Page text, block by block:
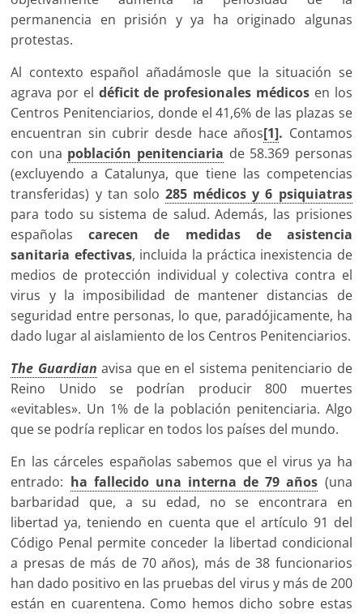
permanencia en prisión y ya ha originado algunas
protestas.
Al contexto español añadámosle que la situación se
agrava por el déficit de profesionales médicos en los
Centros Penitenciarios, donde el 41,6% de las plazas se
encuentran sin cubrir desde hace años[1]. Contamos
con una población penitenciaria de 58.369 personas
(excluyendo a Catalunya, que tiene las competencias
transferidas) y tan solo 285 médicos y 6 psiquiatras
para todo su sistema de salud. Además, las prisiones
españolascarecen de medidas de asistencia
sanitaria efectivas, incluida la práctica inexistencia de
medios de protección individual y colectiva contra el
virus y la imposibilidad de mantener distancias de
seguridad entre personas, lo que, paradójicamente, ha
dado lugar al aislamiento de los Centros Penitenciarios.
The Guardian avisa que en el sistema penitenciario de
Reino Unido se podrían producir 800 muertes
«evitables». Un 1% de la población penitenciaria. Algo
que se podría replicar en todos los países del mundo.
En las cárceles españolas sabemos que el virus ya ha
entrado: ha fallecido una interna de 79 años (una
barbaridad que, a su edad, no se encontrara en
libertad ya, teniendo en cuenta que el artículo 91 del
Código Penal permite conceder la libertad condicional
a presas de más de 70 años), más de 38 funcionarios
han dado positivo en las pruebas del virus y más de 200
están en cuarentena. Como hemos dicho sobre estas